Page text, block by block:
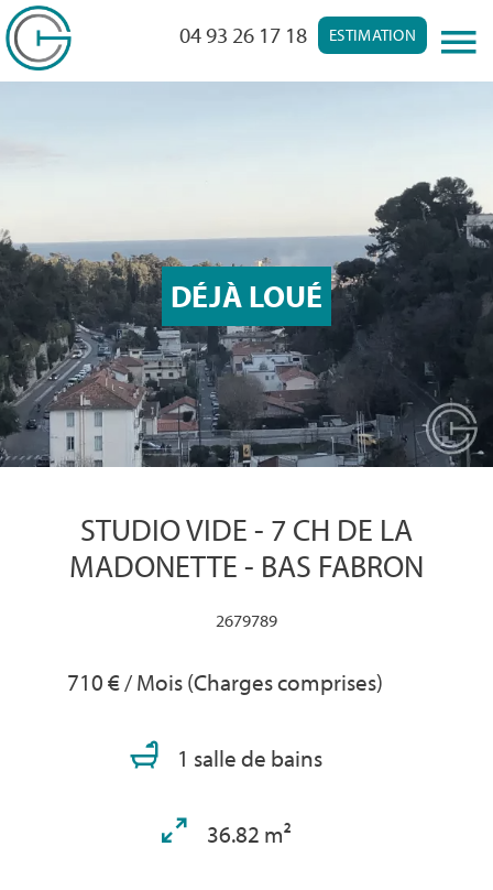
ESTIMATION
04 93 26 17 18
DÉJÀ LOUÉ
STUDIO VIDE - 7 CH DE LA
MADONETTE - BAS FABRON
2679789
710 € / Mois (Charges comprises)
1 salle de bains
36.82 m²